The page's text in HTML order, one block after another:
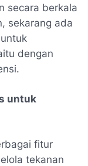
secara berkala
sekarang ada
dengan
untuk
fitur
tekanan